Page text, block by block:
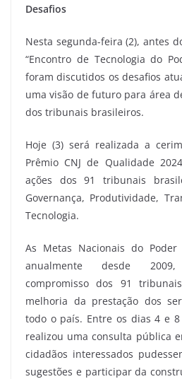
Desafios
Nesta segunda-feira (2), antes
“Encontro de Tecnologia do
foram discutidos os desafios
uma visão de futuro para área
dos tribunais brasileiros.
Hoje (3) será realizada a
Prêmio CNJ de Qualidade
ações dos 91 tribunais
Governança, Produtividade,
Tecnologia.
As Metas Nacionais do Poder
anualmente desde
compromisso dos 91
melhoria da prestação dos
todo o país. Entre os dias 4 e 8
realizou uma consulta pública
cidadãos interessados
sugestões e participar da